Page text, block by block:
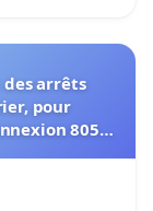
arrêts
pour
805-